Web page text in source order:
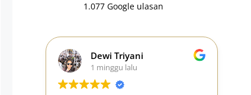
1.077 Google ulasan
Elida Chaerunissa